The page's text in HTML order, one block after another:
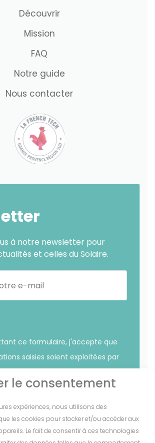
le consentement
expériences, nous utilisons des
les cookies pour stocker et/ou accéder aux
Le fait de consentir à ces technologies
Découvrir
Mission
FAQ
Notre guide
Nous contacter
à notre newsletter pour
et celles du Solaire.
ce formulaire, j'accepte que
saisies soient exploitées par
dans nos emails.